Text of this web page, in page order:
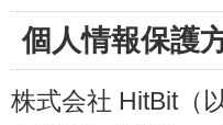
個人情報保護
株式会社 HitBit（